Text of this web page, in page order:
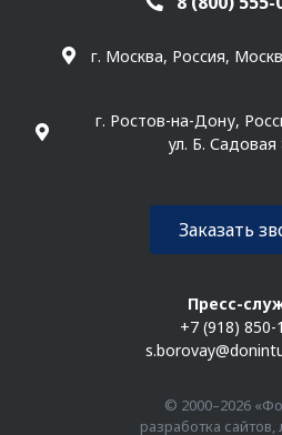
г. Москва, Россия,
г. Ростов-на-Дону,
ул. Б.
Заказать
Пресс-
+7 (918) 850-
© 2000–2026
разработка сайтов,